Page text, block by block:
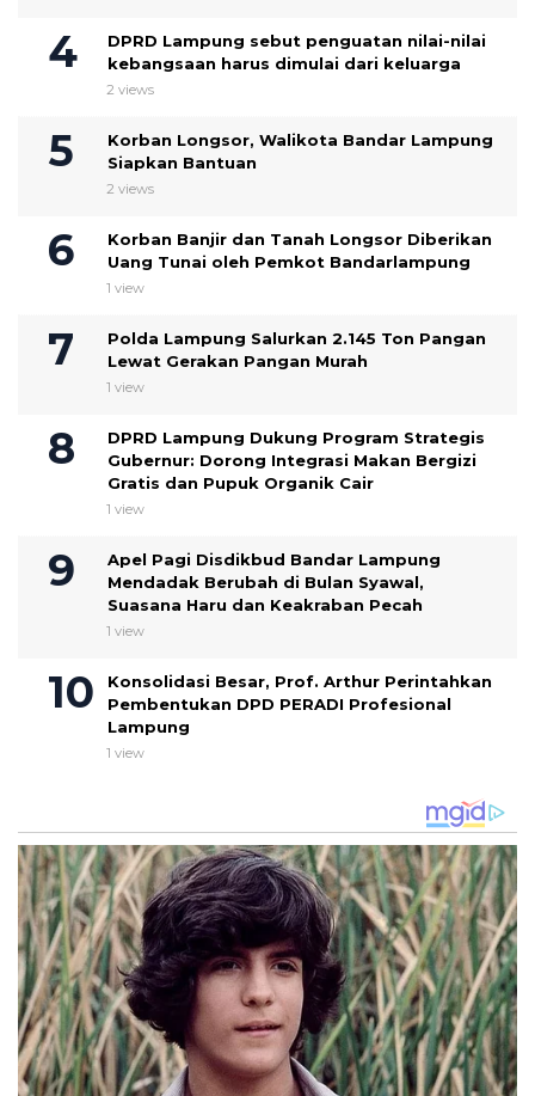
DPRD Lampung sebut penguatan nilai-nilai
kebangsaan harus dimulai dari keluarga
2 views
Korban Longsor, Walikota Bandar Lampung
Siapkan Bantuan
2 views
Korban Banjir dan Tanah Longsor Diberikan
Uang Tunai oleh Pemkot Bandarlampung
1 view
Polda Lampung Salurkan 2.145 Ton Pangan
Lewat Gerakan Pangan Murah
1 view
DPRD Lampung Dukung Program Strategis
Gubernur: Dorong Integrasi Makan Bergizi
Gratis dan Pupuk Organik Cair
1 view
Apel Pagi Disdikbud Bandar Lampung
Mendadak Berubah di Bulan Syawal,
Suasana Haru dan Keakraban Pecah
1 view
Konsolidasi Besar, Prof. Arthur Perintahkan
Pembentukan DPD PERADI Profesional
Lampung
1 view